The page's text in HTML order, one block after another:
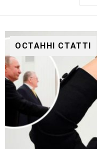
ОСТАННІ СТАТТІ